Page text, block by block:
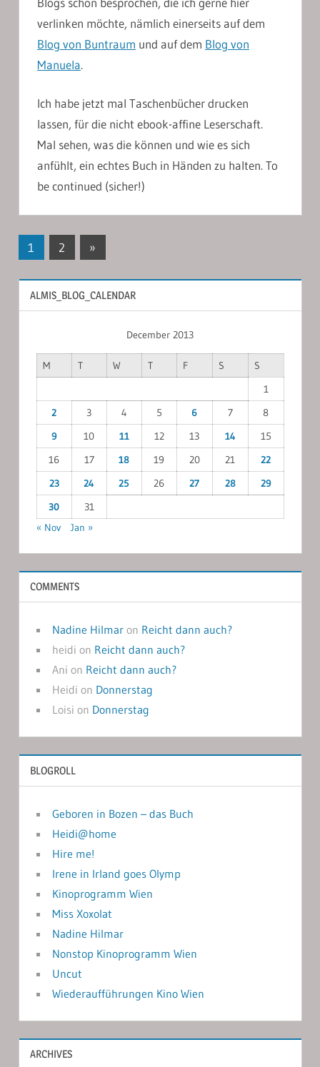
verlinken möchte, nämlich einerseits auf dem
Blog von Buntraum und auf dem Blog von
Manuela.
Ich habe jetzt mal Taschenbücher drucken
lassen, für die nicht ebook-affine Leserschaft.
Mal sehen, was die können und wie es sich
anfühlt, ein echtes Buch in Händen zu halten. To
be continued (sicher!)
Posts
pagination
1 2
Next
»
ALMIS_BLOG_CALENDAR
December 2013
M T W T F S
S
1
2
3 4 5 6 7
8
9
10 11 12 13 14
15
16
17 18 19 20 21
22
23
24 25 26 27 28
29
30
31
« Nov
Jan »
COMMENTS
Nadine Hilmaron Reicht dann auch?
heidi on Reicht dann auch?
Ani on Reicht dann auch?
Heidi on Donnerstag
Loisi on Donnerstag
BLOGROLL
Geboren in Bozen – das Buch
Heidi@home
Hire me!
Irene in Irland goes Olymp
Kinoprogramm Wien
Miss Xoxolat
Nadine Hilmar
Nonstop Kinoprogramm Wien
Uncut
Wiederaufführungen Kino Wien
ARCHIVES